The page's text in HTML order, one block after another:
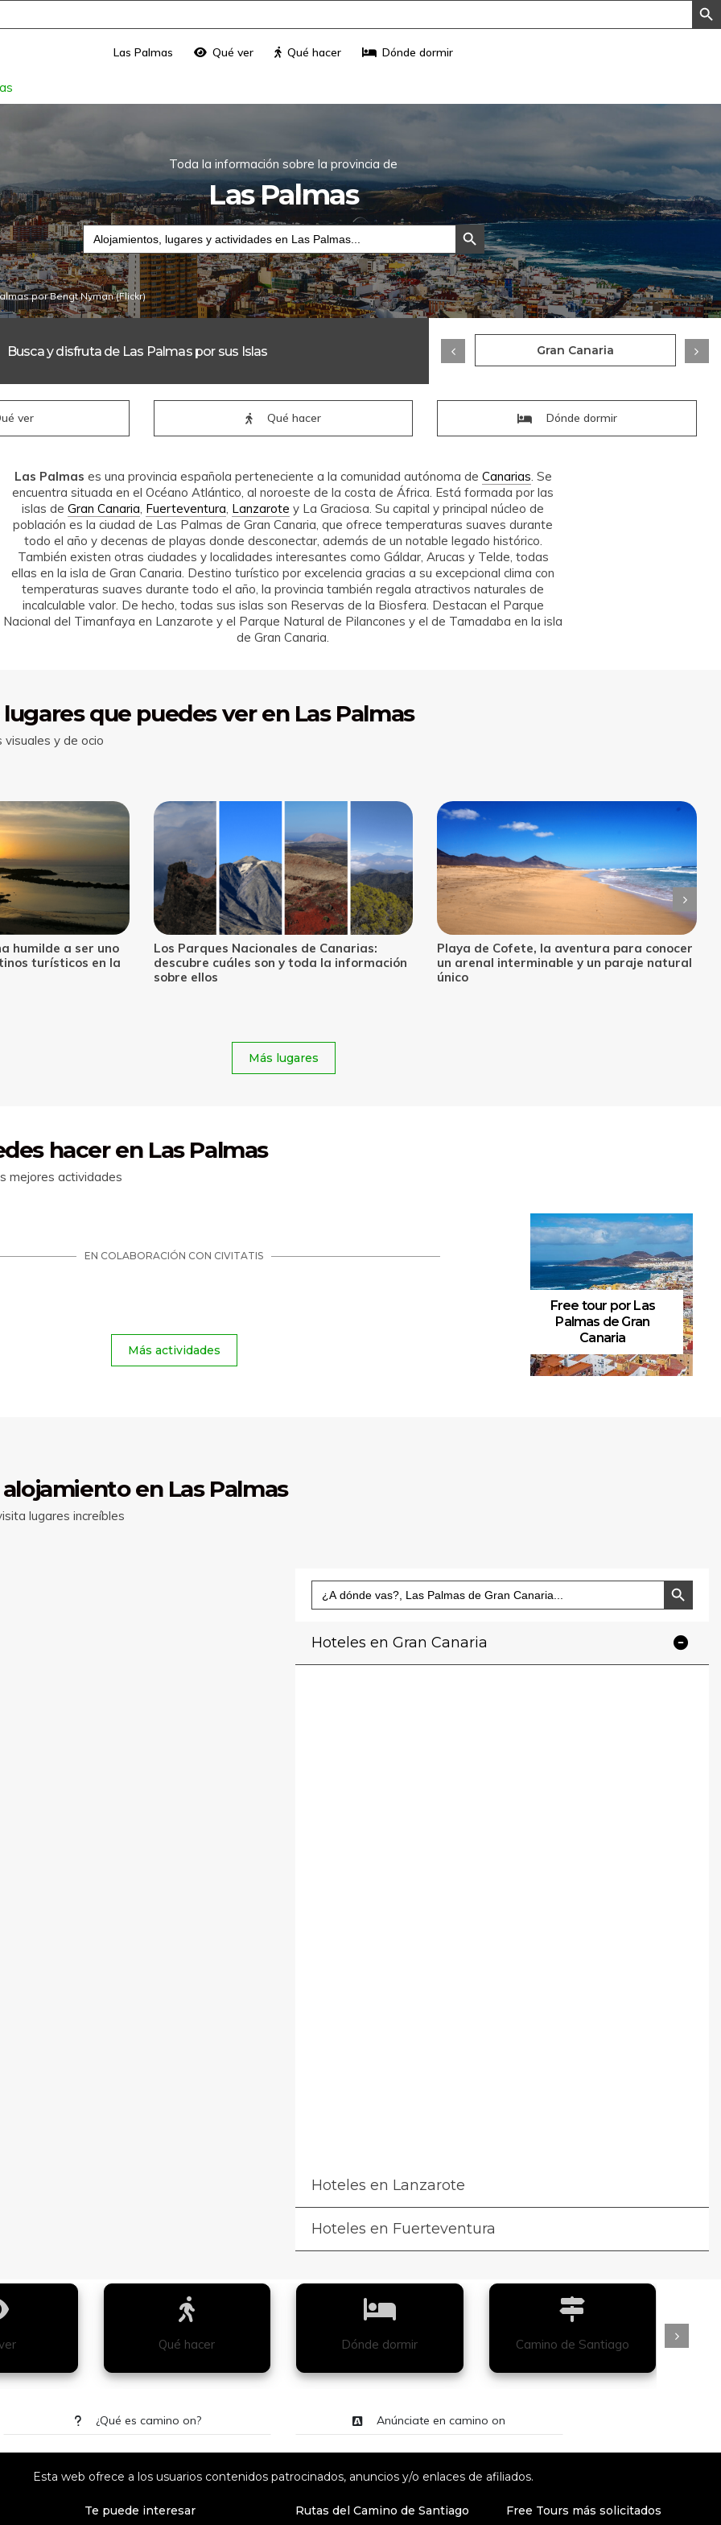
Las Palmas Qué ver Qué hacer Dónde dormir
Toda la información sobre la provincia de
Las Palmas
Buscar: Botón de búsqueda
porBengt Nyman(Flickr)
Busca y disfruta de Las Palmas por sus Islas
Fuerteventura Gran Canaria
ver Qué hacer Dónde dormir
Las Palmas es una provincia española perteneciente a la comunidad autónoma de Canarias. Se
encuentra situada en el Océano Atlántico, al noroeste de la costa de África. Está formada por las
islas deGran Canaria, Fuerteventura, Lanzarote y La Graciosa. Su capital y principal núcleo de
población es la ciudad de Las Palmas de Gran Canaria, que ofrece temperaturas suaves durante
todo el año y decenas de playas donde desconectar, además de un notable legado histórico.
También existen otras ciudades y localidades interesantes como Gáldar, Arucas y Telde, todas
ellas en la isla de Gran Canaria. Destino turístico por excelencia gracias a su excepcional clima con
temperaturas suaves durante todo el año, la provincia también regala atractivos naturales de
incalculable valor. De hecho, todas sus islas son Reservas de la Biosfera. Destacan el Parque
Nacional del Timanfaya en Lanzarote y el Parque Natural de Pilancones y el de Tamadaba en la isla
de Gran Canaria.
que puedes ver en Las Palmas
y de ocio
de Canarias:
toda la información
Playa de Cofete, la aventura para conocer
un arenal interminable y un paraje natural
único
Playa de Esquinzo, descubre un rincón
mágico y salvaje en Fuerteventura
Más lugares
hacer en Las Palmas
mejores actividades
Más actividades
Free tour por Las
Palmas de Gran
Canaria
en Las Palmas
lugares increíbles
Buscar: Botón de
Hoteles en Gran Canaria
Hoteles en Lanzarote
Hoteles en Fuerteventura
Qué hacer Dónde dormir Camino de Santiago
¿Qué es camino on? Anúnciate en camino on
Esta web ofrece a los usuarios contenidos patrocinados, anuncios y/o enlaces de afiliados.
Te puede interesar Rutas del Camino de Santiago Free Tours más solicitados